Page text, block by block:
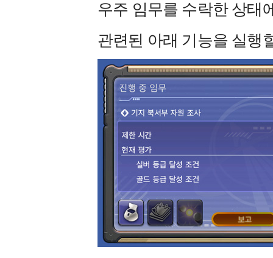
우주 임무를 수락한 상태
관련된 아래 기능을 실행